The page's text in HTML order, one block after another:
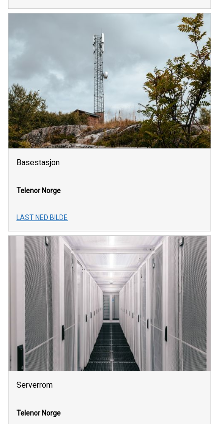
Basestasjon
Telenor Norge
LAST NED BILDE
Serverrom
Telenor Norge